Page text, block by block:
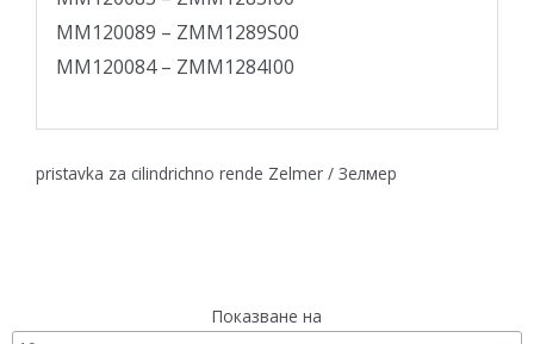
MM120089 – ZMM1289S00
MM120084 – ZMM1284I00
pristavka za cilindrichno rende Zelmer / Зелмер
Показване на